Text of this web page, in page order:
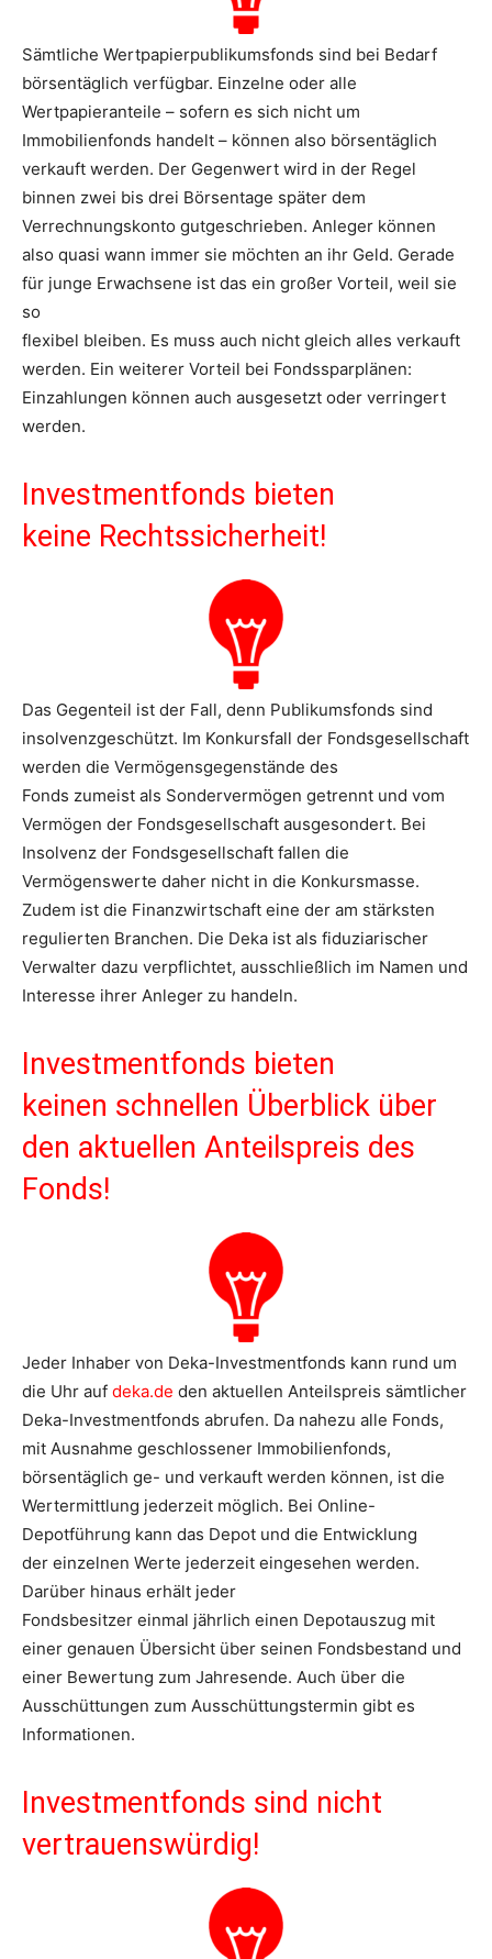
Sämtliche Wertpapierpublikumsfonds sind bei Bedarf
börsentäglich verfügbar. Einzelne oder alle
Wertpapieranteile – sofern es sich nicht um
Immobilienfonds handelt – können also börsentäglich
verkauft werden. Der Gegenwert wird in der Regel
binnen zwei bis drei Börsentage später dem
Verrechnungskonto gutgeschrieben. Anleger können
also quasi wann immer sie möchten an ihr Geld. Gerade
für junge Erwachsene ist das ein großer Vorteil, weil sie
so
flexibel bleiben. Es muss auch nicht gleich alles verkauft
werden. Ein weiterer Vorteil bei Fondssparplänen:
Einzahlungen können auch ausgesetzt oder verringert
werden.
Investmentfonds bieten
keine Rechtssicherheit!
Das Gegenteil ist der Fall, denn Publikumsfonds sind
insolvenzgeschützt. Im Konkursfall der Fondsgesellschaft
werden die Vermögensgegenstände des
Fonds zumeist als Sondervermögen getrennt und vom
Vermögen der Fondsgesellschaft ausgesondert. Bei
Insolvenz der Fondsgesellschaft fallen die
Vermögenswerte daher nicht in die Konkursmasse.
Zudem ist die Finanzwirtschaft eine der am stärksten
regulierten Branchen. Die Deka ist als fiduziarischer
Verwalter dazu verpflichtet, ausschließlich im Namen und
Interesse ihrer Anleger zu handeln.
Investmentfonds bieten
keinen schnellen Überblick über
den aktuellen Anteilspreis des
Fonds!
Jeder Inhaber von Deka-Investmentfonds kann rund um
die Uhr auf deka.de den aktuellen Anteilspreis sämtlicher
Deka-Investmentfonds abrufen. Da nahezu alle Fonds,
mit Ausnahme geschlossener Immobilienfonds,
börsentäglich ge- und verkauft werden können, ist die
Wertermittlung jederzeit möglich. Bei Online-
Depotführung kann das Depot und die Entwicklung
der einzelnen Werte jederzeit eingesehen werden.
Darüber hinaus erhält jeder
Fondsbesitzer einmal jährlich einen Depotauszug mit
einer genauen Übersicht über seinen Fondsbestand und
einer Bewertung zum Jahresende. Auch über die
Ausschüttungen zum Ausschüttungstermin gibt es
Informationen.
Investmentfonds sind nicht
vertrauenswürdig!